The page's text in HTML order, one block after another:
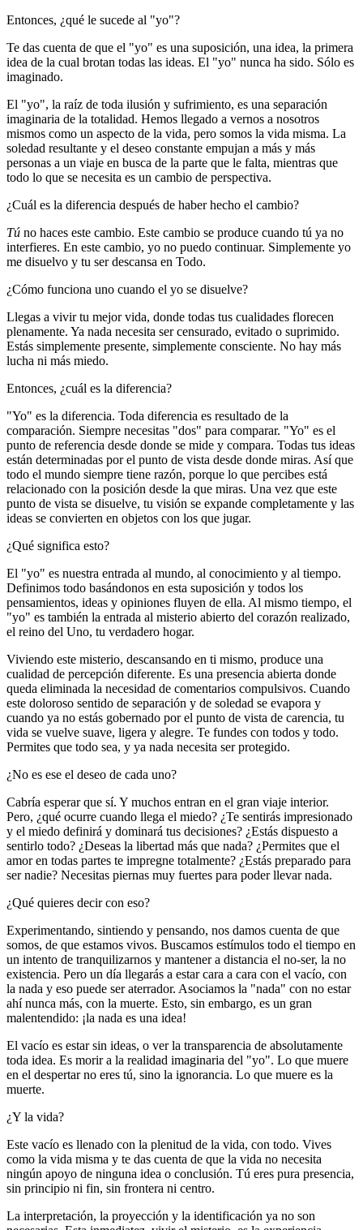
Entonces, ¿qué le sucede al "yo"?
Te das cuenta de que el "yo" es una suposición, una idea, la primera
idea de la cual brotan todas las ideas. El "yo" nunca ha sido. Sólo es
imaginado.
El "yo", la raíz de toda ilusión y sufrimiento, es una separación
imaginaria de la totalidad. Hemos llegado a vernos a nosotros
mismos como un aspecto de la vida, pero somos la vida misma. La
soledad resultante y el deseo constante empujan a más y más
personas a un viaje en busca de la parte que le falta, mientras que
todo lo que se necesita es un cambio de perspectiva.
¿Cuál es la diferencia después de haber hecho el cambio?
Tú no haces este cambio. Este cambio se produce cuando tú ya no
interfieres. En este cambio, yo no puedo continuar. Simplemente yo
me disuelvo y tu ser descansa en Todo.
¿Cómo funciona uno cuando el yo se disuelve?
Llegas a vivir tu mejor vida, donde todas tus cualidades florecen
plenamente. Ya nada necesita ser censurado, evitado o suprimido.
Estás simplemente presente, simplemente consciente. No hay más
lucha ni más miedo.
Entonces, ¿cuál es la diferencia?
"Yo" es la diferencia. Toda diferencia es resultado de la
comparación. Siempre necesitas "dos" para comparar. "Yo" es el
punto de referencia desde donde se mide y compara. Todas tus ideas
están determinadas por el punto de vista desde donde miras. Así que
todo el mundo siempre tiene razón, porque lo que percibes está
relacionado con la posición desde la que miras. Una vez que este
punto de vista se disuelve, tu visión se expande completamente y las
ideas se convierten en objetos con los que jugar.
¿Qué significa esto?
El "yo" es nuestra entrada al mundo, al conocimiento y al tiempo.
Definimos todo basándonos en esta suposición y todos los
pensamientos, ideas y opiniones fluyen de ella. Al mismo tiempo, el
"yo" es también la entrada al misterio abierto del corazón realizado,
el reino del Uno, tu verdadero hogar.
Viviendo este misterio, descansando en ti mismo, produce una
cualidad de percepción diferente. Es una presencia abierta donde
queda eliminada la necesidad de comentarios compulsivos. Cuando
este doloroso sentido de separación y de soledad se evapora y
cuando ya no estás gobernado por el punto de vista de carencia, tu
vida se vuelve suave, ligera y alegre. Te fundes con todos y todo.
Permites que todo sea, y ya nada necesita ser protegido.
¿No es ese el deseo de cada uno?
Cabría esperar que sí. Y muchos entran en el gran viaje interior.
Pero, ¿qué ocurre cuando llega el miedo? ¿Te sentirás impresionado
y el miedo definirá y dominará tus decisiones? ¿Estás dispuesto a
sentirlo todo? ¿Deseas la libertad más que nada? ¿Permites que el
amor en todas partes te impregne totalmente? ¿Estás preparado para
ser nadie? Necesitas piernas muy fuertes para poder llevar nada.
¿Qué quieres decir con eso?
Experimentando, sintiendo y pensando, nos damos cuenta de que
somos, de que estamos vivos. Buscamos estímulos todo el tiempo en
un intento de tranquilizarnos y mantener a distancia el no-ser, la no
existencia. Pero un día llegarás a estar cara a cara con el vacío, con
la nada y eso puede ser aterrador. Asociamos la "nada" con no estar
ahí nunca más, con la muerte. Esto, sin embargo, es un gran
malentendido: ¡la nada es una idea!
El vacío es estar sin ideas, o ver la transparencia de absolutamente
toda idea. Es morir a la realidad imaginaria del "yo". Lo que muere
en el despertar no eres tú, sino la ignorancia. Lo que muere es la
muerte.
¿Y la vida?
Este vacío es llenado con la plenitud de la vida, con todo. Vives
como la vida misma y te das cuenta de que la vida no necesita
ningún apoyo de ninguna idea o conclusión. Tú eres pura presencia,
sin principio ni fin, sin frontera ni centro.
La interpretación, la proyección y la identificación ya no son